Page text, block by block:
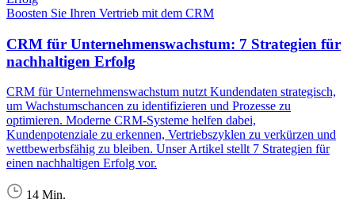
Boosten Sie Ihren Vertrieb mit dem CRM
CRM für Unternehmenswachstum: 7 Strategien für
nachhaltigen Erfolg
CRM für Unternehmenswachstum nutzt Kundendaten strategisch,
um Wachstumschancen zu identifizieren und Prozesse zu
optimieren. Moderne CRM-Systeme helfen dabei,
Kundenpotenziale zu erkennen, Vertriebszyklen zu verkürzen und
wettbewerbsfähig zu bleiben. Unser Artikel stellt 7 Strategien für
einen nachhaltigen Erfolg vor.
14 Min.